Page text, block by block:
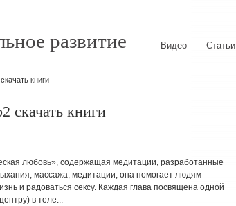
развитие Видео Статьи
книги
скачать книги
любовь», содержащая медитации, разработанные
массажа, медитации, она помогает людям
и радоваться сексу. Каждая глава посвящена одной
в теле...